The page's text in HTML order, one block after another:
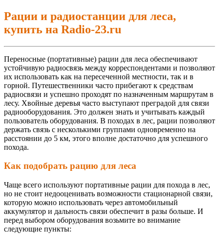
Рации и радиостанции для леса,
купить на Radio-23.ru
Переносные (портативные) рации для леса обеспечивают
устойчивую радиосвязь между корреспондентами и позволяют
их использовать как на пересеченной местности, так и в
горной. Путешественники часто прибегают к средствам
радиосвязи и успешно проходят по назначенным маршрутам в
лесу. Хвойные деревья часто выступают преградой для связи
радиооборудования. Это должен знать и учитывать каждый
пользователь оборудования. В походах в лес, рации позволяют
держать связь с несколькими группами одновременно на
расстоянии до 5 км, этого вполне достаточно для успешного
похода.
Как подобрать рацию для леса
Чаще всего используют портативные рации для похода в лес,
но не стоит недооценивать возможности стационарной связи,
которую можно использовать через автомобильный
аккумулятор и дальность связи обеспечит в разы больше. И
перед выбором оборудования возьмите во внимание
следующие пункты: